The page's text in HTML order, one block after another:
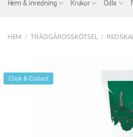
Hem & inredning Krukor Odla
HEM / TRÄDGÅRDSSKÖTSEL /
Click & Collect